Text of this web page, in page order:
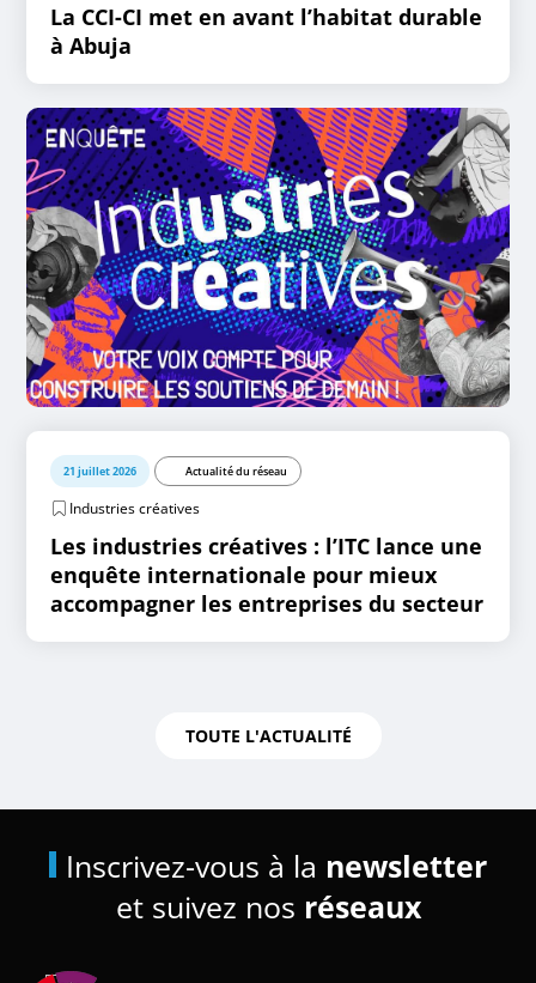
La CCI-CI met en avant l’habitat durable
à Abuja
21 juillet 2026 Actualité du réseau
Industries créatives
Les industries créatives : l’ITC lance une
enquête internationale pour mieux
accompagner les entreprises du secteur
TOUTE L'ACTUALITÉ
Inscrivez-vous à la newsletter
et suivez nos réseaux